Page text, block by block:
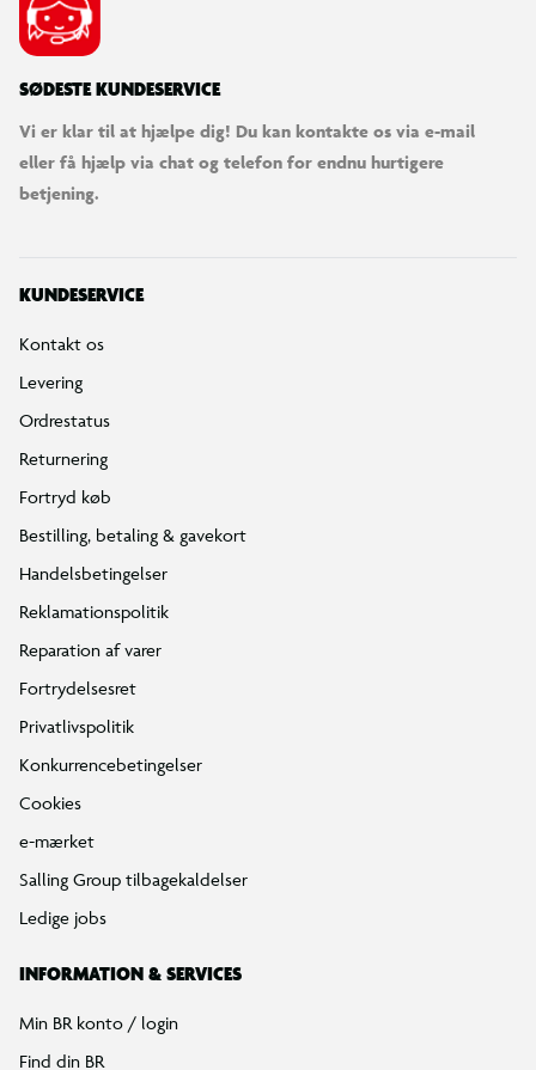
SØDESTE KUNDESERVICE
Vi er klar til at hjælpe dig! Du kan kontakte os via e-mail
eller få hjælp via chat og telefon for endnu hurtigere
betjening.
KUNDESERVICE
Kontakt os
Levering
Ordrestatus
Returnering
Fortryd køb
Bestilling, betaling & gavekort
Handelsbetingelser
Reklamationspolitik
Reparation af varer
Fortrydelsesret
Privatlivspolitik
Konkurrencebetingelser
Cookies
e-mærket
Salling Group tilbagekaldelser
Ledige jobs
INFORMATION & SERVICES
Min BR konto / login
Find din BR